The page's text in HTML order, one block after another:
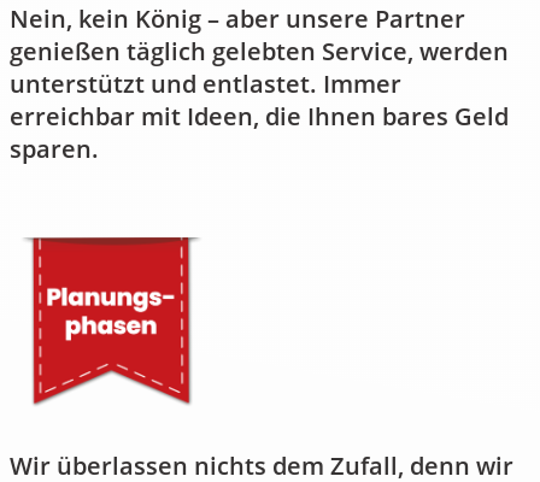
Nein, kein König – aber unsere Partner
genießen täglich gelebten Service, werden
unterstützt und entlastet. Immer
erreichbar mit Ideen, die Ihnen bares Geld
sparen.
Wir überlassen nichts dem Zufall, denn wir